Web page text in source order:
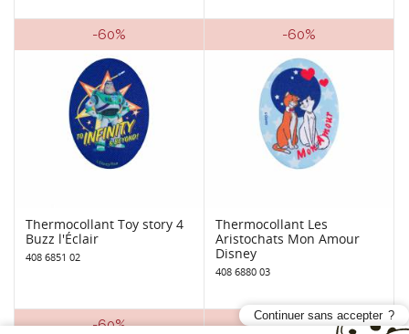
-60%
Thermocollant Toy story 4
Buzz l'Éclair
408 6851 02
-60%
Thermocollant Les
Aristochats Mon Amour
Disney
408 6880 03
-60% -60%
Continuer sans accepter